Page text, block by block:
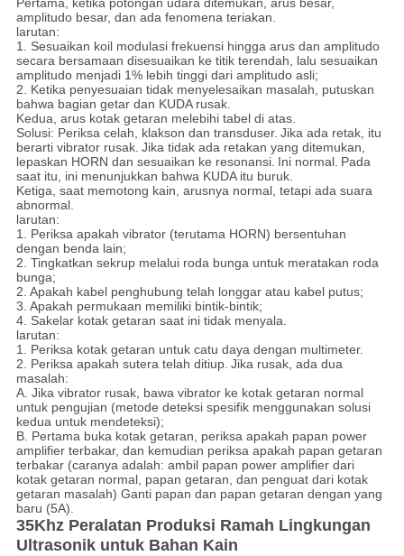
Pertama, ketika potongan udara ditemukan, arus besar,
amplitudo besar, dan ada fenomena teriakan.
larutan:
1. Sesuaikan koil modulasi frekuensi hingga arus dan amplitudo
secara bersamaan disesuaikan ke titik terendah, lalu sesuaikan
amplitudo menjadi 1% lebih tinggi dari amplitudo asli;
2. Ketika penyesuaian tidak menyelesaikan masalah, putuskan
bahwa bagian getar dan KUDA rusak.
Kedua, arus kotak getaran melebihi tabel di atas.
Solusi: Periksa celah, klakson dan transduser. Jika ada retak, itu
berarti vibrator rusak. Jika tidak ada retakan yang ditemukan,
lepaskan HORN dan sesuaikan ke resonansi. Ini normal. Pada
saat itu, ini menunjukkan bahwa KUDA itu buruk.
Ketiga, saat memotong kain, arusnya normal, tetapi ada suara
abnormal.
larutan:
1. Periksa apakah vibrator (terutama HORN) bersentuhan
dengan benda lain;
2. Tingkatkan sekrup melalui roda bunga untuk meratakan roda
bunga;
2. Apakah kabel penghubung telah longgar atau kabel putus;
3. Apakah permukaan memiliki bintik-bintik;
4. Sakelar kotak getaran saat ini tidak menyala.
larutan:
1. Periksa kotak getaran untuk catu daya dengan multimeter.
2. Periksa apakah sutera telah ditiup. Jika rusak, ada dua
masalah:
A. Jika vibrator rusak, bawa vibrator ke kotak getaran normal
untuk pengujian (metode deteksi spesifik menggunakan solusi
kedua untuk mendeteksi);
B. Pertama buka kotak getaran, periksa apakah papan power
amplifier terbakar, dan kemudian periksa apakah papan getaran
terbakar (caranya adalah: ambil papan power amplifier dari
kotak getaran normal, papan getaran, dan penguat dari kotak
getaran masalah) Ganti papan dan papan getaran dengan yang
baru (5A).
35Khz Peralatan Produksi Ramah Lingkungan
Ultrasonik untuk Bahan Kain